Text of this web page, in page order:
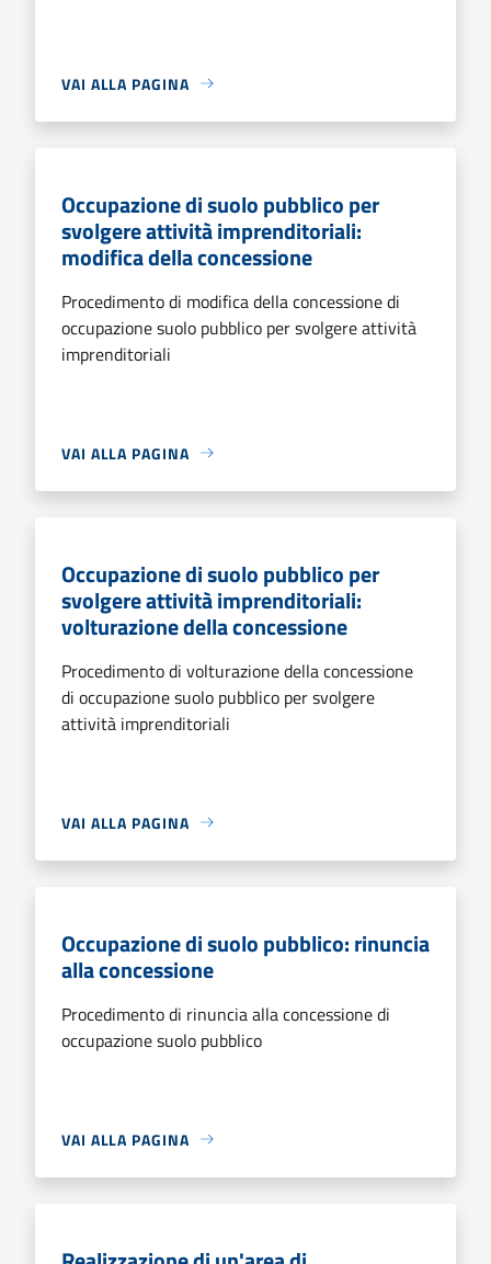
VAI ALLA PAGINA
Occupazione di suolo pubblico per
svolgere attività imprenditoriali:
modifica della concessione
Procedimento di modifica della concessione di
occupazione suolo pubblico per svolgere attività
imprenditoriali
VAI ALLA PAGINA
Occupazione di suolo pubblico per
svolgere attività imprenditoriali:
volturazione della concessione
Procedimento di volturazione della concessione
di occupazione suolo pubblico per svolgere
attività imprenditoriali
VAI ALLA PAGINA
Occupazione di suolo pubblico: rinuncia
alla concessione
Procedimento di rinuncia alla concessione di
occupazione suolo pubblico
VAI ALLA PAGINA